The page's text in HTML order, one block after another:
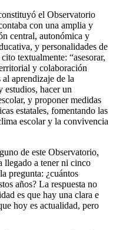
el Observatorio
con una amplia y
central, autonómica y
y personalidades de
textualmente: “asesorar,
y colaboración
aprendizaje de la
estudios, hacer un
y proponer medidas
estatales, fomentando las
escolar y la convivencia
de este Observatorio,
llegado a tener ni cinco
pregunta: ¿cuántos
años? La respuesta no
es que hay una clara e
hoy es actualidad, pero